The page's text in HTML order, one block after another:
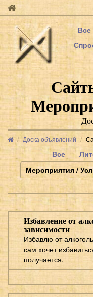
Доска объявлений
Все
Мероприятия /
Избавление от
зависимости
Избавлю от
сам хочет
получается.